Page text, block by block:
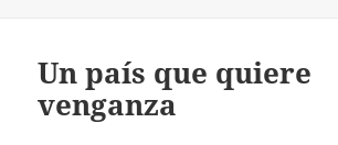
Un país que quiere
venganza